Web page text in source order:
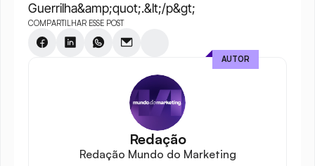
Guerrilha&amp;quot;.&lt;/p&gt;
COMPARTILHAR ESSE POST
Redação
Redação Mundo do Marketing
AUTOR